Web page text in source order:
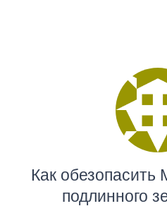
Как обезопасить
подлинного